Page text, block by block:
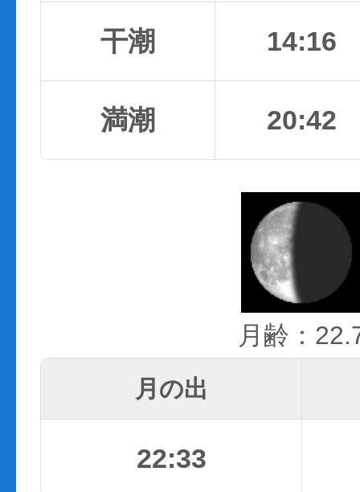
干潮 14:16
満潮 20:42
月齢：
月の出
22:33